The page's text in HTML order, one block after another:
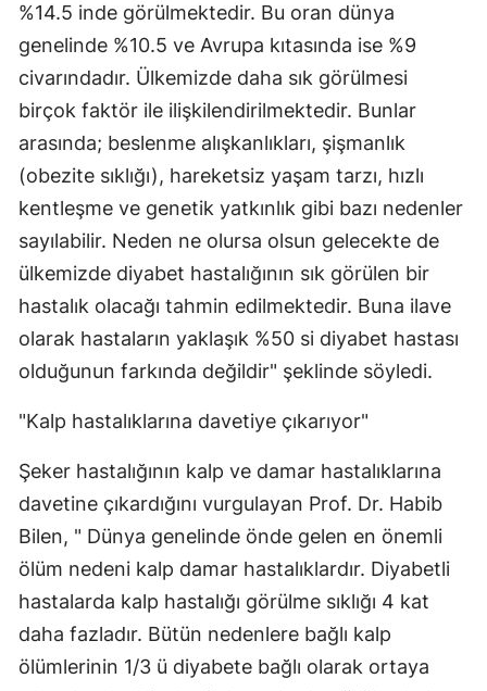
%14.5 inde görülmektedir. Bu oran dünya
genelinde %10.5 ve Avrupa kıtasında ise %9
civarındadır. Ülkemizde daha sık görülmesi
birçok faktör ile ilişkilendirilmektedir. Bunlar
arasında; beslenme alışkanlıkları, şişmanlık
(obezite sıklığı), hareketsiz yaşam tarzı, hızlı
kentleşme ve genetik yatkınlık gibi bazı nedenler
sayılabilir. Neden ne olursa olsun gelecekte de
ülkemizde diyabet hastalığının sık görülen bir
hastalık olacağı tahmin edilmektedir. Buna ilave
olarak hastaların yaklaşık %50 si diyabet hastası
olduğunun farkında değildir" şeklinde söyledi.
"Kalp hastalıklarına davetiye çıkarıyor"
Şeker hastalığının kalp ve damar hastalıklarına
davetine çıkardığını vurgulayan Prof. Dr. Habib
Bilen, " Dünya genelinde önde gelen en önemli
ölüm nedeni kalp damar hastalıklardır. Diyabetli
hastalarda kalp hastalığı görülme sıklığı 4 kat
daha fazladır. Bütün nedenlere bağlı kalp
ölümlerinin 1/3 ü diyabete bağlı olarak ortaya